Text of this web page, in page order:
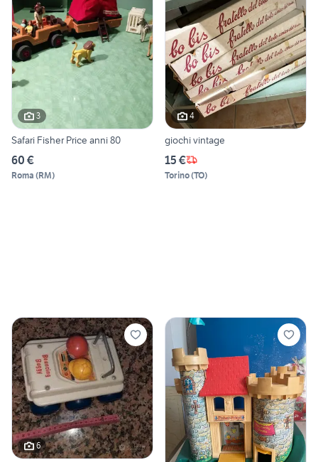
3
Safari Fisher Price anni 80
60 €
Roma (RM)
4
giochi vintage
15 €
Torino(TO)
6